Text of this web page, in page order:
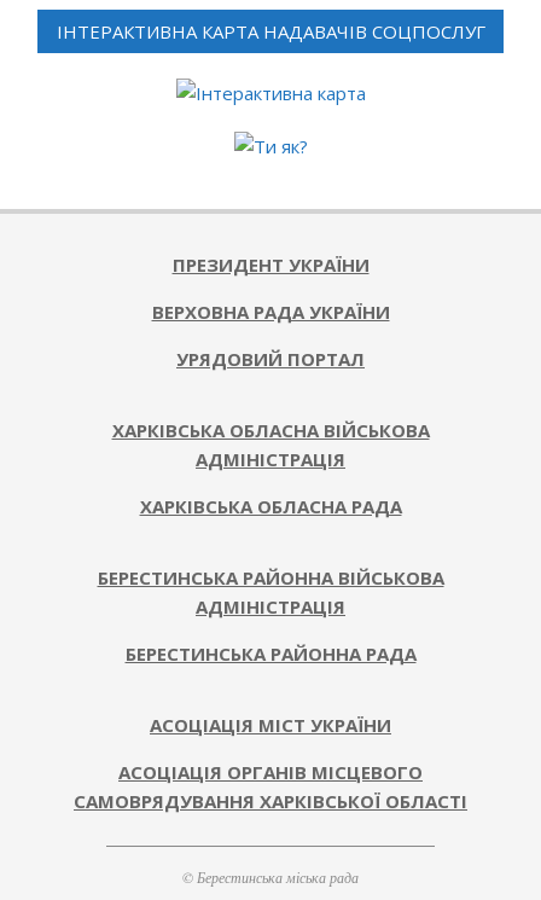
ІНТЕРАКТИВНА КАРТА НАДАВАЧІВ СОЦПОСЛУГ
ПРЕЗИДЕНТ УКРАЇНИ
ВЕРХОВНА РАДА УКРАЇНИ
УРЯДОВИЙ ПОРТАЛ
ХАРКІВСЬКА ОБЛАСНА ВІЙСЬКОВА
АДМІНІСТРАЦІЯ
ХАРКІВСЬКА ОБЛАСНА РАДА
БЕРЕСТИНСЬКА РАЙОННА ВІЙСЬКОВА
АДМІНІСТРАЦІЯ
БЕРЕСТИНСЬКА РАЙОННА РАДА
АСОЦІАЦІЯ МІСТ УКРАЇНИ
АСОЦІАЦІЯ ОРГАНІВ МІСЦЕВОГО
САМОВРЯДУВАННЯ ХАРКІВСЬКОЇ ОБЛАСТІ
© Берестинська міська рада